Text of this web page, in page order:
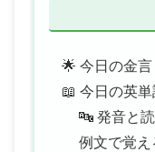
🌟 今日の金言
📖 今日の英
🔤 発音と
例文で覚え